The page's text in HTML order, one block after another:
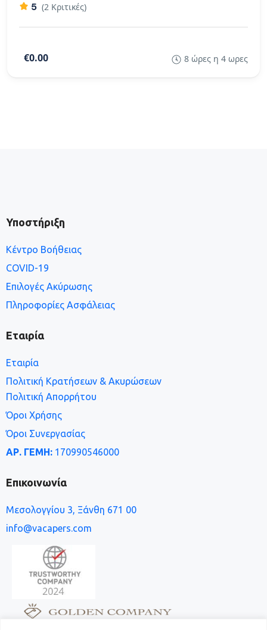
5 (2 Κριτικές)
€0.00 8 ώρες η 4 ωρες
Υποστήριξη
Κέντρο Βοήθειας
COVID-19
Επιλογές Ακύρωσης
Πληροφορίες Ασφάλειας
Εταιρία
Εταιρία
Πολιτική Κρατήσεων & Ακυρώσεων
Πολιτική Απορρήτου
Όροι Χρήσης
Όροι Συνεργασίας
ΑΡ. ΓΕΜΗ: 170990546000
Επικοινωνία
Μεσολογγίου 3, Ξάνθη 671 00
info@vacapers.com